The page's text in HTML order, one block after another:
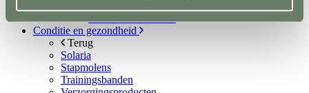
Conditie en gezondheid
Terug
Solaria
Stapmolens
Trainingsbanden